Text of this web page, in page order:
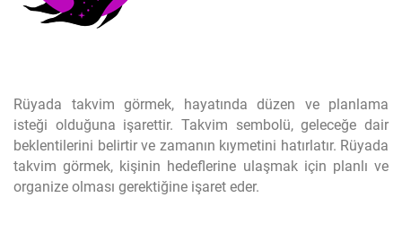
Rüyada takvim görmek, hayatında düzen ve planlama
isteği olduğuna işarettir. Takvim sembolü, geleceğe dair
beklentilerini belirtir ve zamanın kıymetini hatırlatır. Rüyada
takvim görmek, kişinin hedeflerine ulaşmak için planlı ve
organize olması gerektiğine işaret eder.